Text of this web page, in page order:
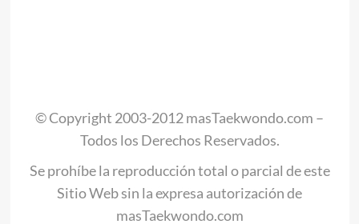
© Copyright 2003-2012 masTaekwondo.com –
Todos los Derechos Reservados.
Se prohíbe la reproducción total o parcial de este
Sitio Web sin la expresa autorización de
masTaekwondo.com